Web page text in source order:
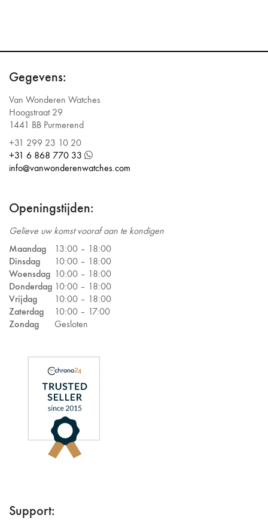
Gegevens:
Van Wonderen Watches
Hoogstraat 29
1441 BB Purmerend
+31 299 23 10 20
+31 6 868 770 33
info@vanwonderenwatches.com
Openingstijden:
Gelieve uw komst vooraf aan te kondigen
Maandag
13:00 – 18:00
Dinsdag
10:00 – 18:00
Woensdag 10:00 – 18:00
Donderdag 10:00 – 18:00
Vrijdag
10:00 – 18:00
Zaterdag
10:00 – 17:00
Zondag
Gesloten
Support: